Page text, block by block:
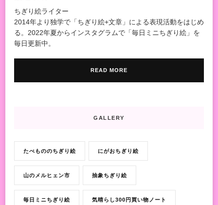
ちぎり絵ライター
2014年より独学で「ちぎり絵+文章」による表現活動をはじめ
る。2022年夏からインスタグラムで「毎日ミニちぎり絵」を
毎日更新中。
READ MORE
GALLERY
たべもののちぎり絵 にがおちぎり絵
山のメルヒェン市 抽象ちぎり絵
毎日ミニちぎり絵 気晴らし300円買い物ノート